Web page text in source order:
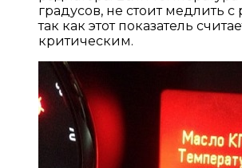
градусов, не стоит медлить
так как этот показатель
критическим.